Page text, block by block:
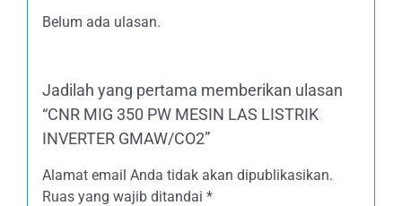
Belum ada ulasan.
Jadilah yang pertama memberikan ulasan
“CNR MIG 350 PW MESIN LAS LISTRIK
INVERTER GMAW/CO2”
Alamat email Anda tidak akan dipublikasikan.
Ruas yang wajib ditandai *